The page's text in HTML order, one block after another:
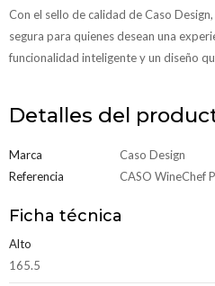
Con el sello de calidad de Caso
segura para quienes desean una
funcionalidad inteligente y un diseño
Detalles del
Marca
Caso Design
Referencia
CASO WineChef
Ficha técnica
Alto
165.5